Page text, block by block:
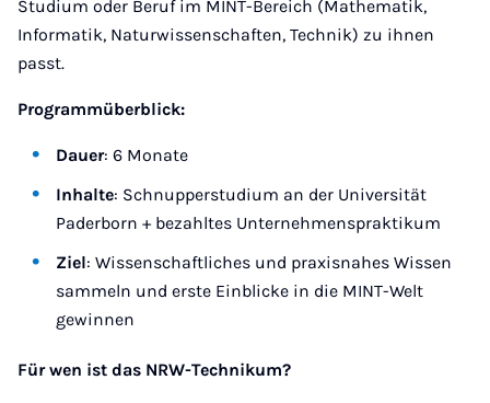
Studium oder Beruf im MINT-Bereich (Mathematik,
Informatik, Naturwissenschaften, Technik) zu ihnen
passt.
Programmüberblick:
Dauer: 6 Monate
Inhalte: Schnupperstudium an der Universität
Paderborn + bezahltes Unternehmenspraktikum
Ziel: Wissenschaftliches und praxisnahes Wissen
sammeln und erste Einblicke in die MINT-Welt
gewinnen
Für wen ist das NRW-Technikum?